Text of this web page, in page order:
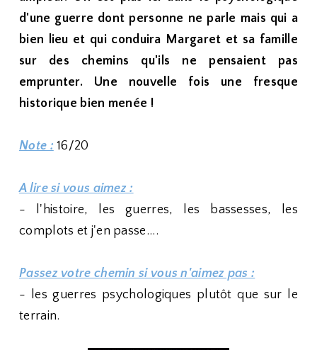
d'une guerre dont personne ne parle mais qui a
bien lieu et qui conduira Margaret et sa famille
sur des chemins qu'ils ne pensaient pas
emprunter. Une nouvelle fois une fresque
historique bien menée !
Note : 16/20
A lire si vous aimez :
- l'histoire, les guerres, les bassesses, les
complots et j'en passe....
Passez votre chemin si vous n'aimez pas :
- les guerres psychologiques plutôt que sur le
terrain.